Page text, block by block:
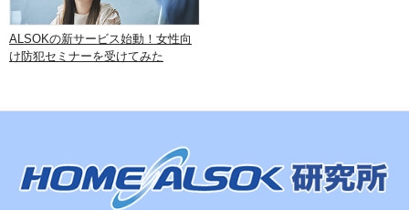
ALSOKの新サービス始動！女性向
け防犯セミナーを受けてみた